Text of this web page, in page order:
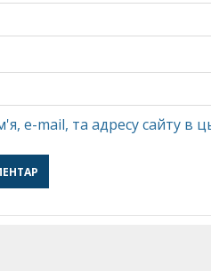
e-mail, та адресу сайту в